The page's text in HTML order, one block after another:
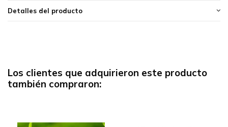
Detalles del producto
Los clientes que adquirieron este producto
también compraron: